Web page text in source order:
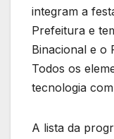
integram a
Prefeitura e
Binacional e o
Todos os
tecnologia
A lista da